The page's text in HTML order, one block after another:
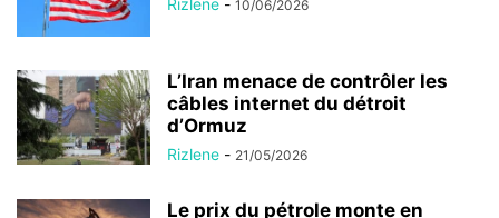
10/06/2026
L’Iran menace de contrôler les
câbles internet du détroit
d’Ormuz
Rizlene - 21/05/2026
Le prix du pétrole monte en